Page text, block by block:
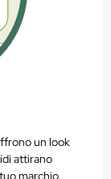
un look
attirano
marchio.